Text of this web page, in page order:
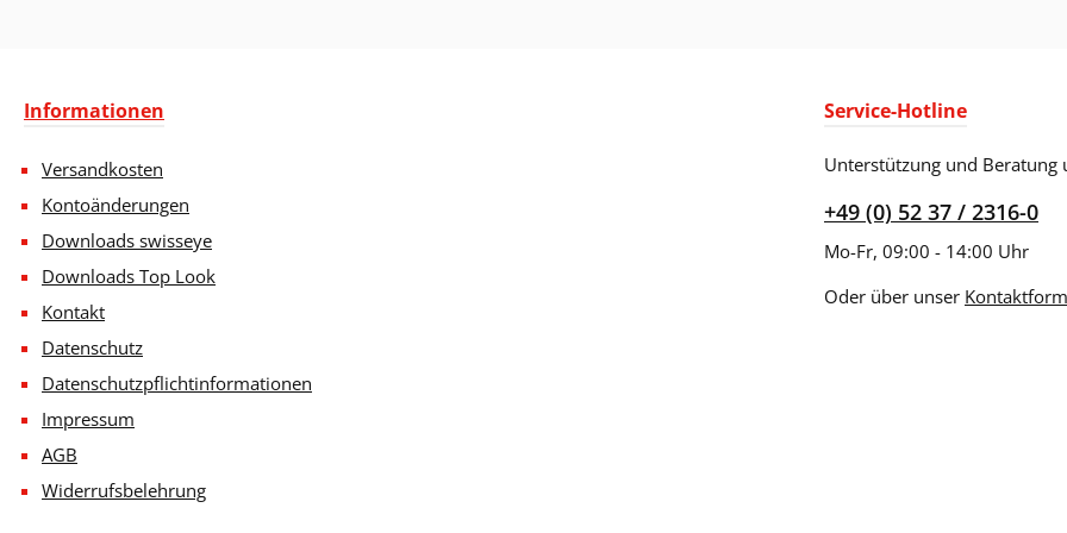
Informationen
Versandkosten
Kontoänderungen
Downloads swisseye
Downloads Top Look
Kontakt
Datenschutz
Datenschutzpflichtinformationen
Impressum
AGB
Widerrufsbelehrung
Service-Hotline
Unterstützung und Beratung
+49 (0) 52 37 / 2316-0
Mo-Fr, 09:00 - 14:00 Uhr
Oder über unser